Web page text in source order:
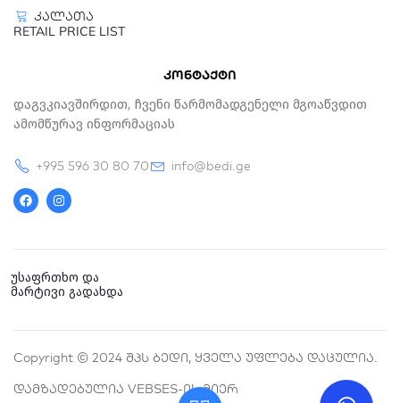
კალათა
RETAIL PRICE LIST
კონტაქტი
Დაგვკიავშირდით, Ჩვენი Წარმომადგენელი Მგოაწვდით
Ამომწურავ Ინფორმაციას
+995 596 30 80 70
info@bedi.ge
a
c
e
o
n
s
t
r
m
უსაფრთხო და
მარტივი გადახდა
Copyright © 2024 Შპს Ბედი, Ყველა Უფლება Დაცულია.
Დამზადებულია VEBSES-Ის Მიერ